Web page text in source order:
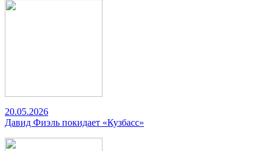
20.05.2026
Давид Фиэль покидает «Кузбасс»